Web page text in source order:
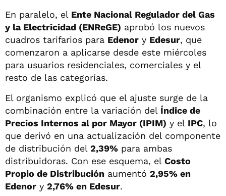
En paralelo, el Ente Nacional Regulador del Gas
y la Electricidad (ENReGE) aprobó los nuevos
cuadros tarifarios para Edenor y Edesur, que
comenzaron a aplicarse desde este miércoles
para usuarios residenciales, comerciales y el
resto de las categorías.
El organismo explicó que el ajuste surge de la
combinación entre la variación del Índice de
Precios Internos al por Mayor (IPIM) y el IPC, lo
que derivó en una actualización del componente
de distribución del 2,39% para ambas
distribuidoras. Con ese esquema, el Costo
Propio de Distribución aumentó 2,95% en
Edenor y 2,76% en Edesur.